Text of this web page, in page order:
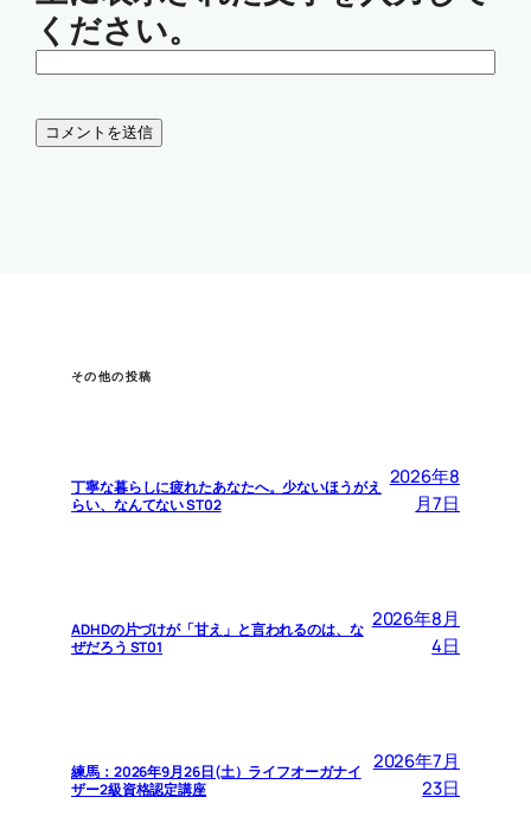
ください。
その他の投稿
丁寧な暮らしに疲れたあなたへ。少ないほうがえ
らい、なんてない ST02
2026年8
月7日
ADHDの片づけが「甘え」と言われるのは、な
ぜだろう ST01
2026年8月
4日
練馬：2026年9月26日(土）ライフオーガナイ
ザー2級資格認定講座
2026年7月
23日